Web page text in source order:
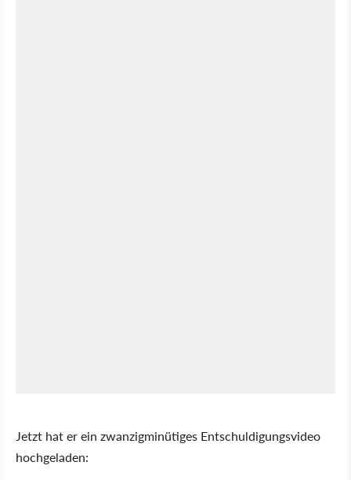
Jetzt hat er ein zwanzigminütiges Entschuldigungsvideo
hochgeladen: